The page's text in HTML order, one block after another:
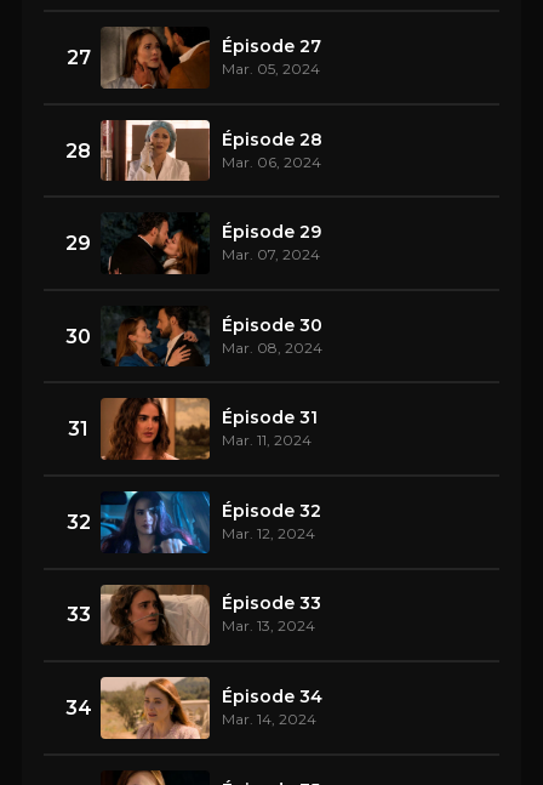
27 Épisode 27
Mar. 05, 2024
28 Épisode 28
Mar. 06, 2024
29 Épisode 29
Mar. 07, 2024
30 Épisode 30
Mar. 08, 2024
31 Épisode 31
Mar. 11, 2024
32 Épisode 32
Mar. 12, 2024
33 Épisode 33
Mar. 13, 2024
34 Épisode 34
Mar. 14, 2024